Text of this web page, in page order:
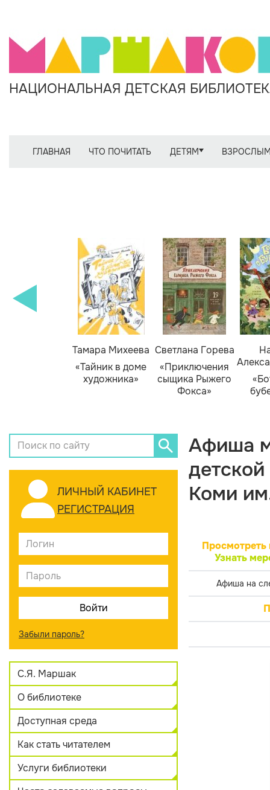
НАЦИОНАЛЬНАЯ ДЕТСКАЯ
ГЛАВНАЯ ЧТО ПОЧИТАТЬ ДЕТЯМ
Тамара Михеева
«Тайник в доме
художника»
Светлана Горева
«Приключения
сыщика Рыжего
Фокса»
ЛИЧНЫЙ КАБИНЕТ
РЕГИСТРАЦИЯ
Забыли пароль?
С.Я. Маршак
О библиотеке
Доступная среда
Как стать читателем
Услуги библиотеки
Афиша
Коми
Просмотреть
Узнать
Афиша на